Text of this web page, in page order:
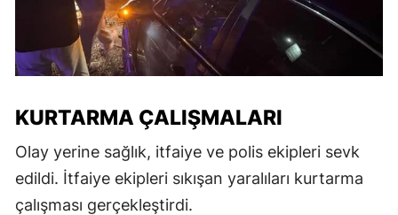
KURTARMA ÇALIŞMALARI
Olay yerine sağlık, itfaiye ve polis ekipleri sevk
edildi. İtfaiye ekipleri sıkışan yaralıları kurtarma
çalışması gerçekleştirdi.